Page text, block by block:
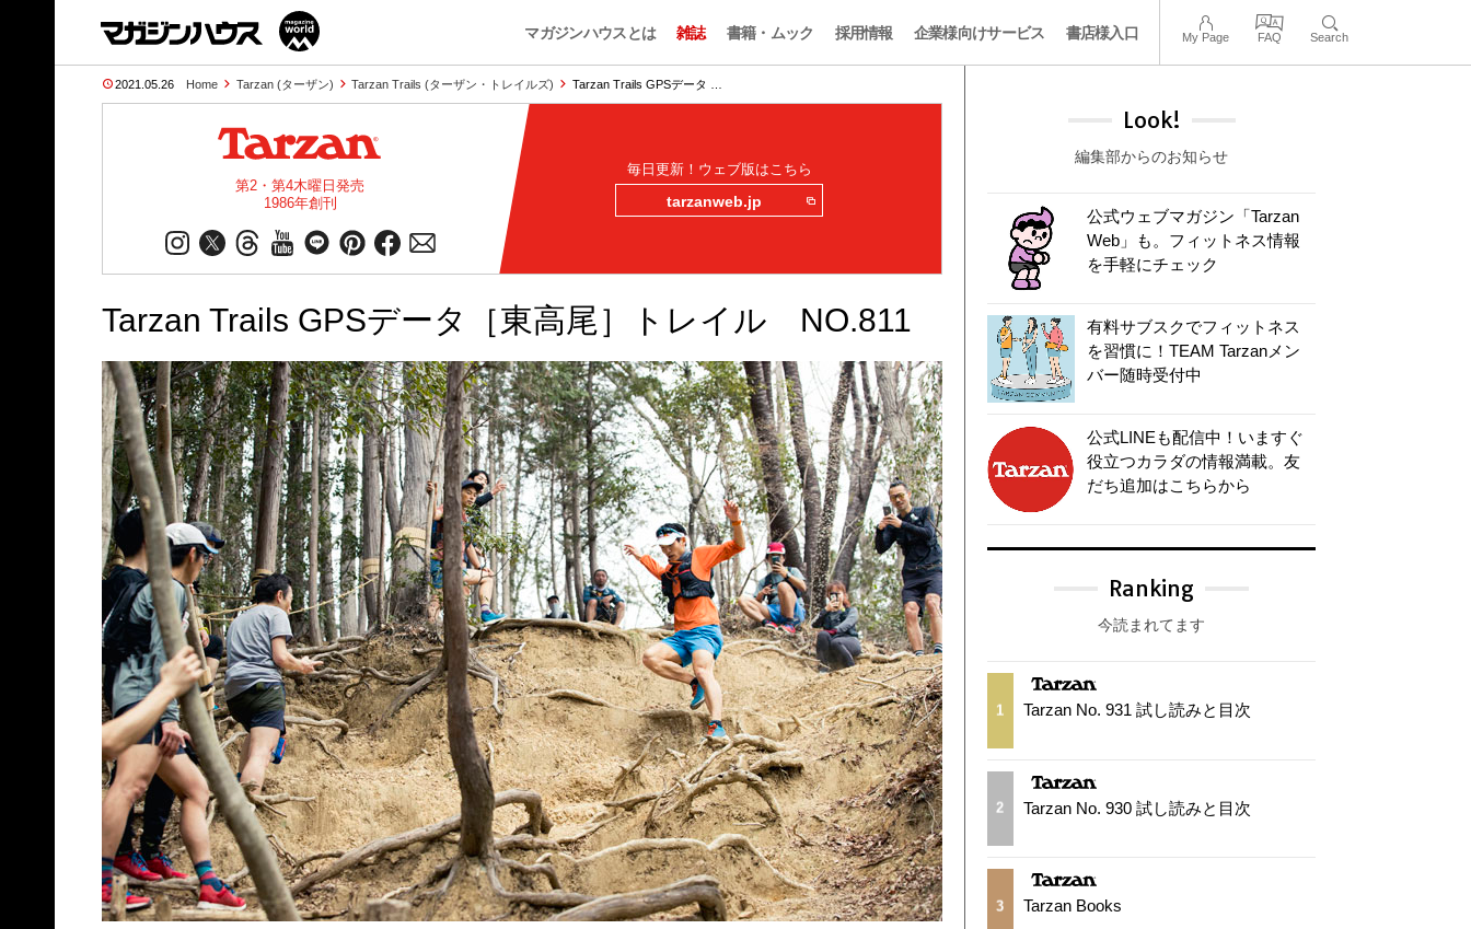
マガジンハウスとは 雑誌 書籍・ムック 採用情報 企業様向けサービス 書店様入口 My Page FAQ Search
2021.05.26 Home Tarzan (ターザン) Tarzan Trails (ターザン・トレイルズ) Tarzan Trails GPSデータ …
第2・第4木曜日発売
1986年創刊
毎日更新！ウェブ版はこちら
tarzanweb.jp
Tarzan Trails GPSデータ［東高尾］トレイル NO.811
Look!
編集部からのお知らせ
公式ウェブマガジン「Tarzan
Web」も。フィットネス情報
を手軽にチェック
有料サブスクでフィットネス
を習慣に！TEAM Tarzanメン
バー随時受付中
公式LINEも配信中！いますぐ
役立つカラダの情報満載。友
だち追加はこちらから
Ranking
今読まれてます
1 Tarzan No. 931 試し読みと目次
2 Tarzan No. 930 試し読みと目次
3 Tarzan Books